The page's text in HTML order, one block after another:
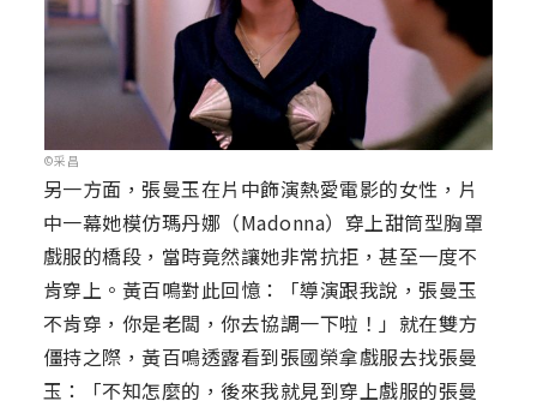
©采昌
另一方面，張曼玉在片中飾演熱愛電影的女性，片
中一幕她模仿瑪丹娜（Madonna）穿上甜筒型胸罩
戲服的橋段，當時竟然讓她非常抗拒，甚至一度不
肯穿上。黃百鳴對此回憶：「導演跟我說，張曼玉
不肯穿，你是老闆，你去協調一下啦！」就在雙方
僵持之際，黃百鳴透露看到張國榮拿戲服去找張曼
玉：「不知怎麼的，後來我就見到穿上戲服的張曼